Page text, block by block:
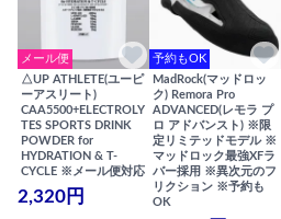
メール便
△UP ATHLETE(ユーピ
ーアスリート)
CAA5500+ELECTROLY
TES SPORTS DRINK
POWDER for
HYDRATION & T-
CYCLE ※メール便対応
2,320円
予約もOK
MadRock(マッドロッ
ク) Remora Pro
ADVANCED(レモラ プ
ロ アドバンスト) ※限
定リミテッドモデル ※
マッドロック最強XFラ
バー採用 ※異次元のフ
リクション ※予約も
OK